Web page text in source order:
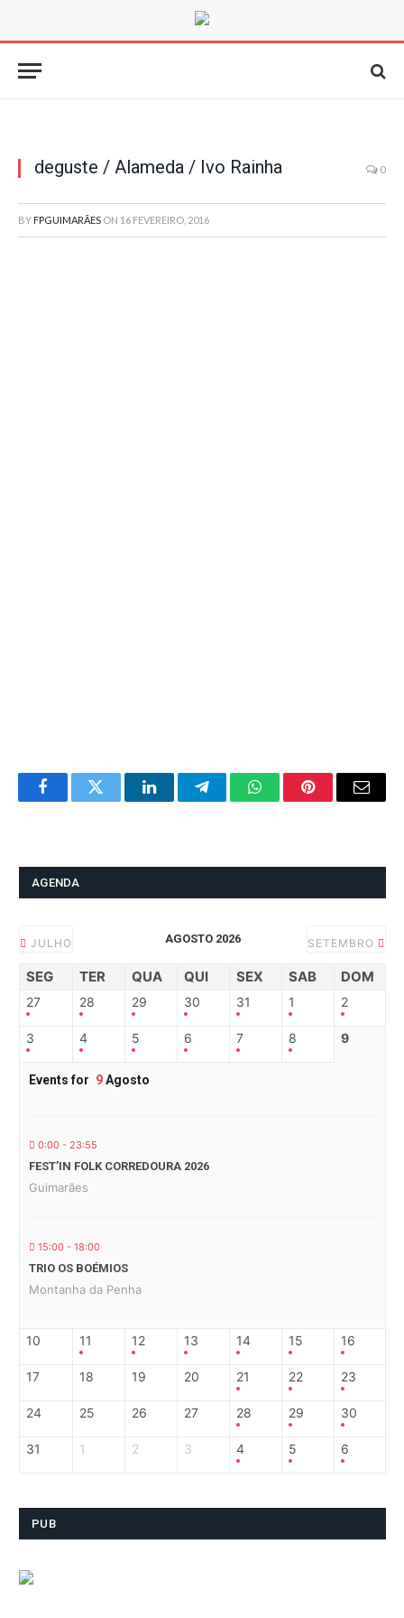
deguste / Alameda / Ivo Rainha 0
BY FPGUIMARÃES ON 16 FEVEREIRO, 2016
FacebookTwitter LinkedInTelegramWhatsAppPinterestEmail
AGENDA
JULHO AGOSTO 2026 SETEMBRO
SEG TER QUA QUI SEX SAB DOM
27 28 29 30 31 1 2
3 4 5 6 7 8 9
Events for 9Agosto
0:00 - 23:55
FEST’IN FOLK CORREDOURA 2026
Guimarães
15:00 - 18:00
TRIO OS BOÉMIOS
Montanha da Penha
10 11 12 13 14 15 16
17 18 19 20 21 22 23
24 25 26 27 28 29 30
31 1 2 3 4 5 6
PUB